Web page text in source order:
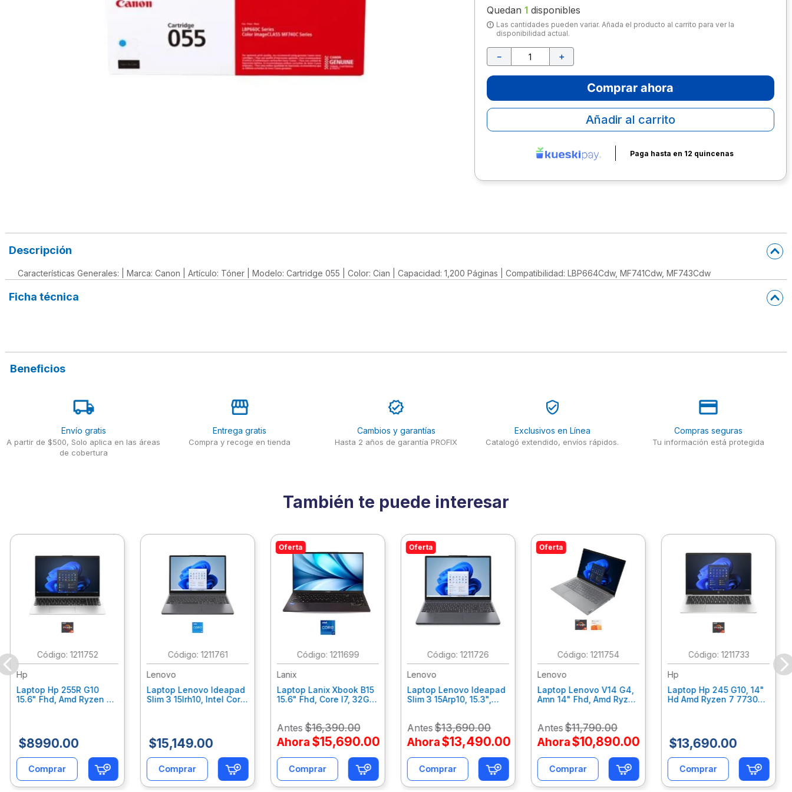
Quedan 1disponibles
Las cantidades pueden variar. Añada el producto al carrito para ver la
disponibilidad actual.
＋
－
Comprar ahora
Añadir al carrito
Paga hasta en 12 quincenas
Descripción
Características Generales: | Marca: Canon | Artículo: Tóner | Modelo: Cartridge 055 | Color: Cian | Capacidad: 1,200 Páginas | Compatibilidad: LBP664Cdw, MF741Cdw, MF743Cdw
Ficha técnica
Beneficios
Envío gratis
A partir de $500, Solo aplica en las áreas
de cobertura
Entrega gratis
Compra y recoge en tienda
Cambios y garantías
Hasta 2 años de garantía PROFIX
Exclusivos en Línea
Catalogó extendido, envíos rápidos.
Compras seguras
Tu información está protegida
También te puede interesar
: 1211752
Hp
Laptop Hp 255R G10
15.6" Fhd, Amd Ryzen 5
Plata C7Gn5At
$8990.00
Comprar
: 1211761
Lenovo
Laptop Lenovo Ideapad
Slim 3 15Irh10, Intel Core
$15,149.00
Comprar
Oferta
: 1211699
Lanix
Laptop Lanix Xbook B15
15.6" Fhd, Core I7, 32Gb
42023/41914/42053
Antes $16,390.00
Ahora$15,690.00
Comprar
Oferta
: 1211726
Lenovo
Laptop Lenovo Ideapad
Slim 3 15Arp10, 15.3",
11 Home 83K700Axlm
Antes $13,690.00
Ahora$13,490.00
Comprar
Oferta
: 1211754
Lenovo
Laptop Lenovo V14 G4,
Amn 14" Fhd, Amd Ryzen
Office 365 1 Año
82Yt0110Lm
Antes $11,790.00
Ahora$10,890.00
Comprar
: 1211733
Hp
Laptop Hp 245 G10, 14"
Hd Amd Ryzen 7 7730U
$13,690.00
Comprar